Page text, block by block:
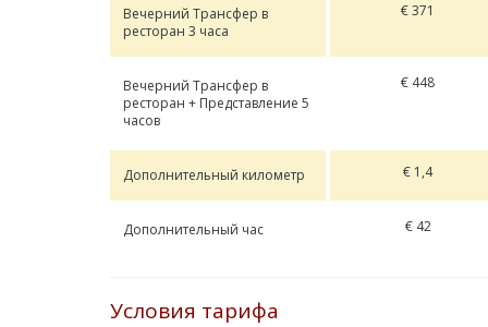
Вечерний Трансфер в
ресторан 3 часа
€ 371
Вечерний Трансфер в
ресторан + Представление 5
часов
€ 448
Дополнительный километр € 1,4
Дополнительный час € 42
Условия тарифа